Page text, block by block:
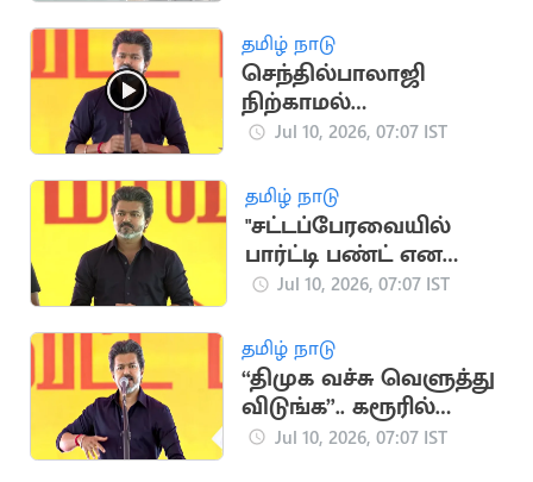
தமிழ் நாடு
செந்தில்பாலாஜி
நிற்காமல்
ஓடிக்கொண்டுள்ளார்..
Jul 10, 2026, 07:07 IST
தமிழ் நாடு
"சட்டப்பேரவையில்
பார்ட்டி பண்ட் என
கூறியதும் ஓடினார்கள்"
Jul 10, 2026, 07:07 IST
தமிழ் நாடு
“திமுக வச்சு வெளுத்து
விடுங்க”.. கரூரில்
விஜய் பேச்சு
Jul 10, 2026, 07:07 IST